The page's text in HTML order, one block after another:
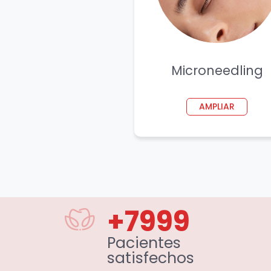
Microneedling
AMPLIAR
+8000
Pacientes
satisfechos